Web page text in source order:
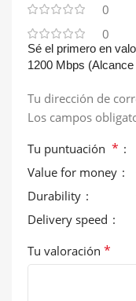
0
0
Sé el primero en
1200 Mbps (Alcance
Tu dirección de
Los campos
Tu puntuación *
Value for money
Durability
Delivery speed
Tu valoración *